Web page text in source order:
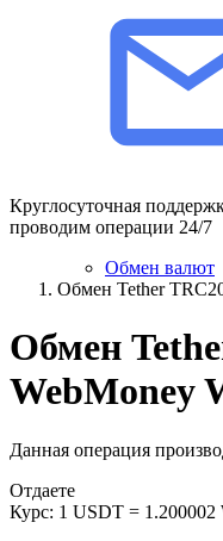
Круглосуточная
проводим операции 24/7
Обмен валют
Обмен Tether
Обмен
WebMoney
Данная операция
Отдаете
Курс: 1 USDT = 1.200002